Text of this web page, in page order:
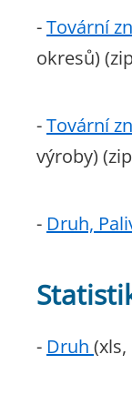
-Tovární
okresů)
-Tovární
výroby)
- Druh,
- Druh (xls,